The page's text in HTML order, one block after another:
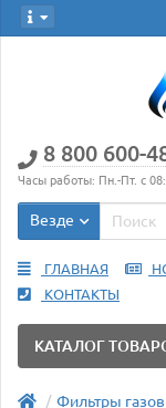
8 800 600-
Часы работы: Пн.-Пт. с
Везде
ГЛАВНАЯ
КОНТАКТЫ
КАТАЛОГ
Фильтры